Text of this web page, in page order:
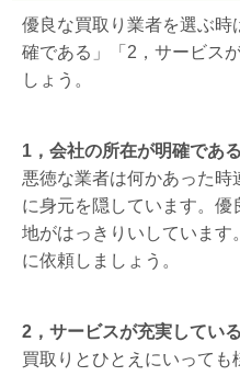
優良な買取り業者を選ぶ時
確である」「2，サービス
しょう。
1，会社の所在が明確である
悪徳な業者は何かあった
に身元を隠しています。
地がはっきりいしていま
に依頼しましょう。
2，サービスが充実している
買取りとひとえにいっても